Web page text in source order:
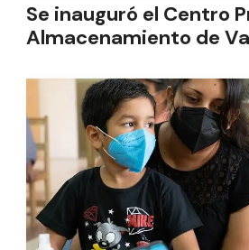
Se inauguró el Centro
Almacenamiento de